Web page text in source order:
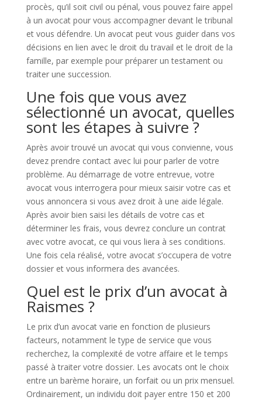
procès, qu’il soit civil ou pénal, vous pouvez faire appel
à un avocat pour vous accompagner devant le tribunal
et vous défendre. Un avocat peut vous guider dans vos
décisions en lien avec le droit du travail et le droit de la
famille, par exemple pour préparer un testament ou
traiter une succession.
Une fois que vous avez
sélectionné un avocat, quelles
sont les étapes à suivre ?
Après avoir trouvé un avocat qui vous convienne, vous
devez prendre contact avec lui pour parler de votre
problème. Au démarrage de votre entrevue, votre
avocat vous interrogera pour mieux saisir votre cas et
vous annoncera si vous avez droit à une aide légale.
Après avoir bien saisi les détails de votre cas et
déterminer les frais, vous devrez conclure un contrat
avec votre avocat, ce qui vous liera à ses conditions.
Une fois cela réalisé, votre avocat s’occupera de votre
dossier et vous informera des avancées.
Quel est le prix d’un avocat à
Raismes ?
Le prix d’un avocat varie en fonction de plusieurs
facteurs, notamment le type de service que vous
recherchez, la complexité de votre affaire et le temps
passé à traiter votre dossier. Les avocats ont le choix
entre un barème horaire, un forfait ou un prix mensuel.
Ordinairement, un individu doit payer entre 150 et 200